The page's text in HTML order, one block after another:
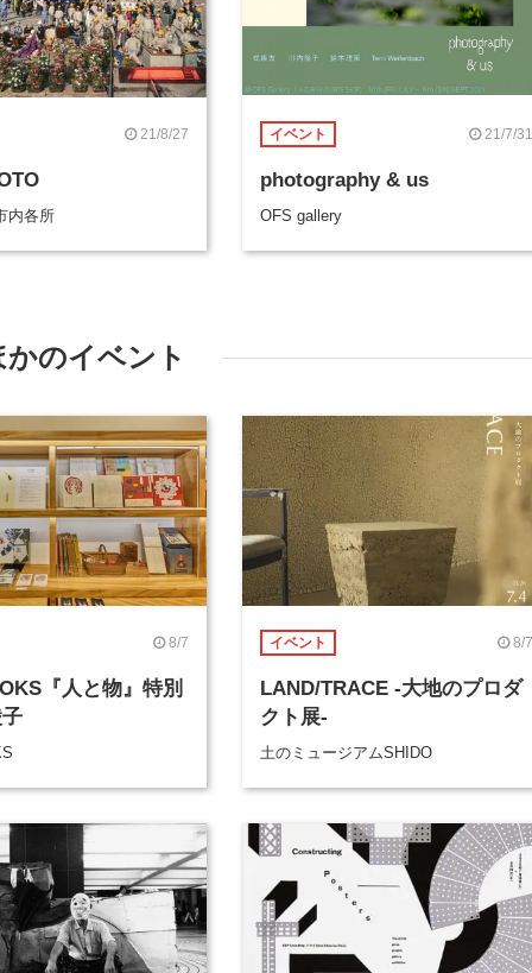
21/8/27
内各所
イベント 21/7/31
photography & us
OFS gallery
のイベント
8/7
『人と物』特別
イベント 8/7
LAND/TRACE -大地のプロダ
クト展-
土のミュージアムSHIDO